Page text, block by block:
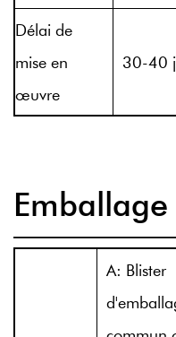
Délai de
mise en
œuvre
30-40
A: Blister